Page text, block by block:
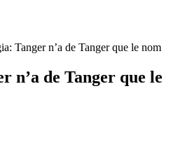
Tanger n’a de Tanger que le nom
n’a de Tanger que le